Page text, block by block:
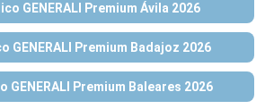
GENERALI Premium Ávila 2026
GENERALI Premium Badajoz 2026
GENERALI Premium Baleares 2026